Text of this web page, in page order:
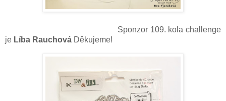
Sponzor 109. kola challenge
je Líba Rauchová Děkujeme!